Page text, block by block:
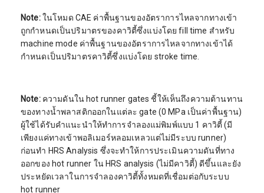
Note:ในโหมด CAE ค่าพื้นฐานของอัตราการไหลจากทางเข้า
ถูกกำหนดเป็นปริมาตรของคาวิตี้ซึ่งแบ่งโดย fill time สำหรับ
machine mode ค่าพื้นฐานของอัตราการไหลจากทางเข้าได้
กำหนดเป็นปริมาตรคาวิตี้ซึ่งแบ่งโดย stroke time.
Note:ความดันใน hot runner gates ชี้ให้เห็นถึงความต้านทาน
ของทางน้ำพลาสติกออกในแต่ละ gate (0 MPa เป็นค่าพื้นฐาน)
ผู้ใช้ได้รับคำแนะนำให้ทำการจำลองแม่พิมพ์แบบ 1 คาวิตี้ (มี
เพียงแค่ทางเข้าพอลิเมอร์หลอมเหลวแต่ไม่มีระบบ runner)
ก่อนทำ HRS Analysis ซึ่งจะทำให้การประเมินความดันที่ทาง
ออกของ hot runner ใน HRS analysis (ไม่มีคาวิตี้) ดีขึ้นและยัง
ประหยัดเวลาในการจำลองคาวิตี้ทั้งหมดที่เชื่อมต่อกับระบบ
hot runner